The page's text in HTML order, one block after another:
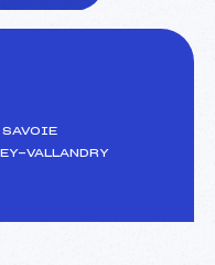
SAVOIE
VALLANDRY